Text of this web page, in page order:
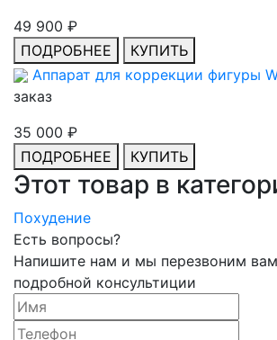
49 900 ₽
ПОДРОБНЕЕ
КУПИТЬ
Аппарат для коррекции фигуры
заказ
35 000 ₽
ПОДРОБНЕЕ
КУПИТЬ
Этот товар в
Похудение
Есть вопросы?
Напишите нам и мы перезвоним
подробной консультиции